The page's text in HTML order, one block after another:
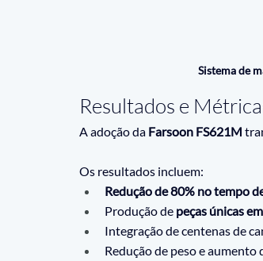
Sistema de
Resultados e
A adoção da Farsoon FS621M
Os resultados incluem:
Redução de 80% no tempo
Produção de peças únicas
Integração de centenas de
Redução de peso e aumento